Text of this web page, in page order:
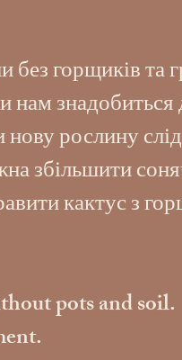
горщиків та
знадобиться
нову рослину
збільшити
кактус з
pots and soil.